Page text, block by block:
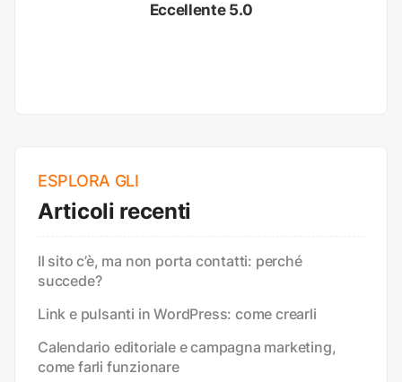
Eccellente 5.0
ESPLORA GLI
Articoli recenti
Il sito c’è, ma non porta contatti: perché
succede?
Link e pulsanti in WordPress: come crearli
Calendario editoriale e campagna marketing,
come farli funzionare